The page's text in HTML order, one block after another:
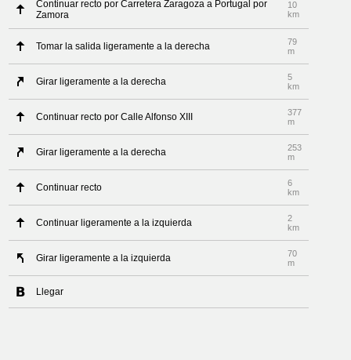
Continuar recto por Carretera Zaragoza a Portugal por
Zamora
10
km
Tomar la salida ligeramente a la derecha
79
m
Girar ligeramente a la derecha
5
km
Continuar recto por Calle Alfonso XIII
377
m
Girar ligeramente a la derecha
253
m
Continuar recto
6
km
Continuar ligeramente a la izquierda
2
km
Girar ligeramente a la izquierda
70
m
Llegar